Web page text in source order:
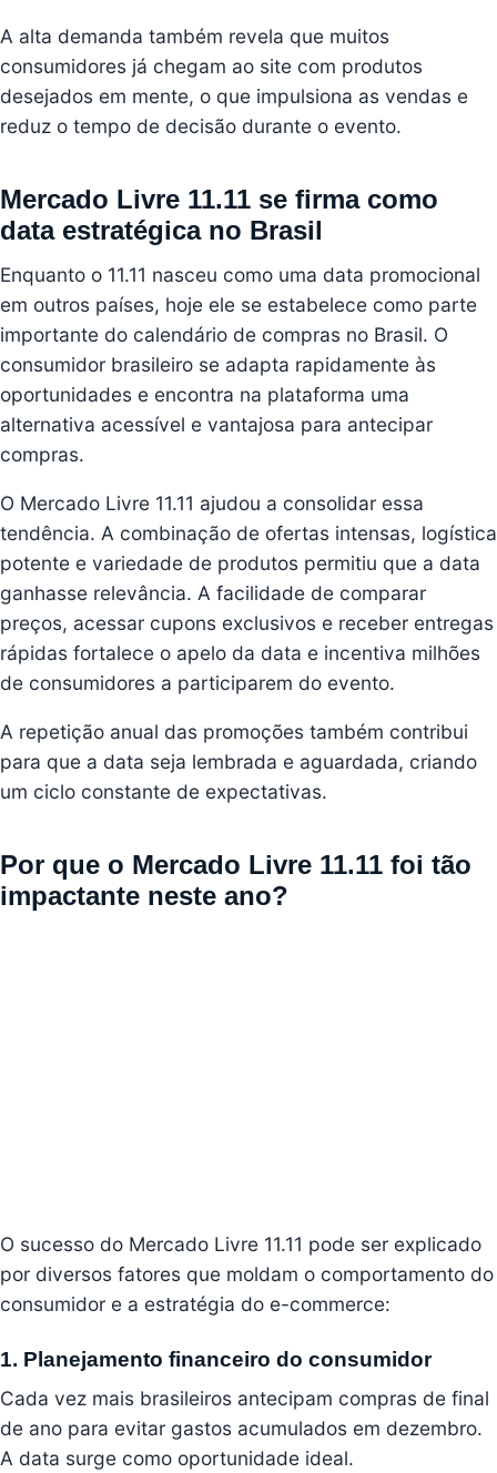
A alta demanda também revela que muitos
consumidores já chegam ao site com produtos
desejados em mente, o que impulsiona as vendas e
reduz o tempo de decisão durante o evento.
Mercado Livre 11.11 se firma como
data estratégica no Brasil
Enquanto o 11.11 nasceu como uma data promocional
em outros países, hoje ele se estabelece como parte
importante do calendário de compras no Brasil. O
consumidor brasileiro se adapta rapidamente às
oportunidades e encontra na plataforma uma
alternativa acessível e vantajosa para antecipar
compras.
O Mercado Livre 11.11 ajudou a consolidar essa
tendência. A combinação de ofertas intensas, logística
potente e variedade de produtos permitiu que a data
ganhasse relevância. A facilidade de comparar
preços, acessar cupons exclusivos e receber entregas
rápidas fortalece o apelo da data e incentiva milhões
de consumidores a participarem do evento.
A repetição anual das promoções também contribui
para que a data seja lembrada e aguardada, criando
um ciclo constante de expectativas.
Por que o Mercado Livre 11.11 foi tão
impactante neste ano?
O sucesso do Mercado Livre 11.11 pode ser explicado
por diversos fatores que moldam o comportamento do
consumidor e a estratégia do e-commerce:
1. Planejamento financeiro do consumidor
Cada vez mais brasileiros antecipam compras de final
de ano para evitar gastos acumulados em dezembro.
A data surge como oportunidade ideal.